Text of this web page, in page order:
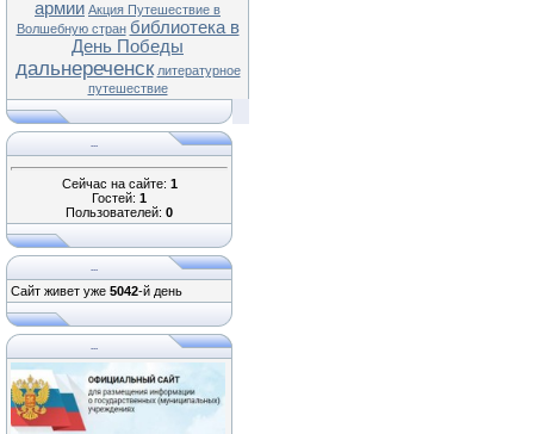
армии Акция Путешествие в
Волшебную стран библиотека в
День Победы
дальнереченск литературное
путешествие
...
Сейчас на сайте: 1
Гостей: 1
Пользователей: 0
...
Сайт живет уже 5042-й день
...